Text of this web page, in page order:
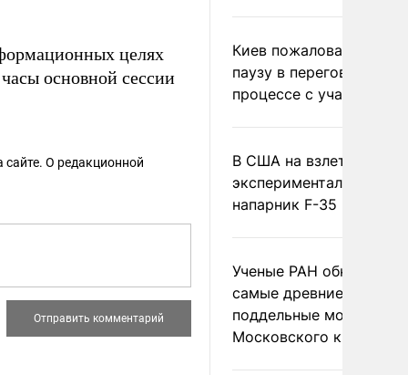
целях
основной сессии
сайте. О редакционной
Киев пожаловался на
паузу в переговорном
процессе с участием
В США на взлете
экспериментальный
напарник F-35
Ученые РАН
самые древние
поддельные монеты
Московского